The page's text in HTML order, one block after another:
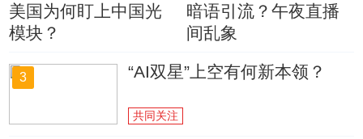
美国为何盯上中国光
模块？
暗语引流？午夜直播
间乱象
3 “AI双星”上空有何新本领？
共同关注